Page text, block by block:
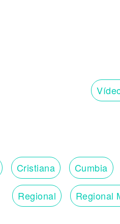
Cristiana Cumbia
Regional Regional